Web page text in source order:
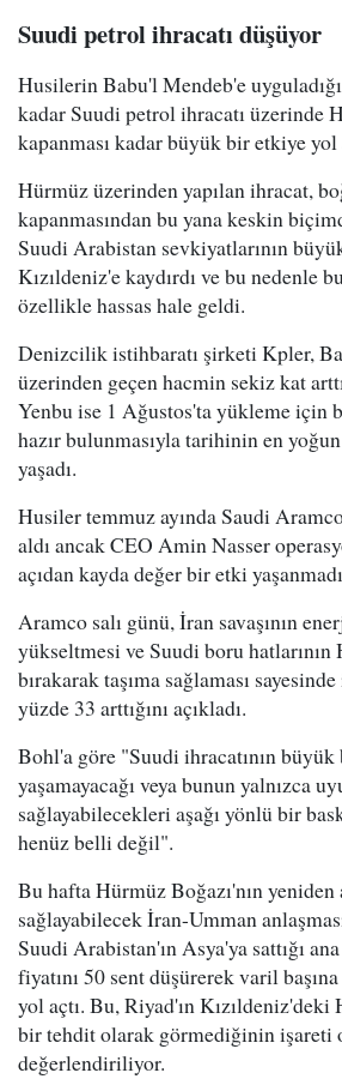
Suudi petrol ihracatı düşüyor
Husilerin Babu'l Mendeb'e
kadar Suudi petrol ihracatı üzerinde
kapanması kadar büyük bir etkiye yol
Hürmüz üzerinden yapılan ihracat,
kapanmasından bu yana keskin
Suudi Arabistan sevkiyatlarının
Kızıldeniz'e kaydırdı ve bu nedenle
özellikle hassas hale geldi.
Denizcilik istihbaratı şirketi Kpler,
üzerinden geçen hacmin sekiz kat
Yenbu ise 1 Ağustos'ta yükleme için
hazır bulunmasıyla tarihinin en
yaşadı.
Husiler temmuz ayında Saudi
aldı ancak CEO Amin Nasser
açıdan kayda değer bir etki
Aramco salı günü, İran savaşının
yükseltmesi ve Suudi boru hatlarının
bırakarak taşıma sağlaması
yüzde 33 arttığını açıkladı.
Bohl'a göre "Suudi ihracatının büyük
yaşamayacağı veya bunun yalnızca
sağlayabilecekleri aşağı yönlü bir
henüz belli değil".
Bu hafta Hürmüz Boğazı'nın yeniden
sağlayabilecek İran-Umman
Suudi Arabistan'ın Asya'ya sattığı
fiyatını 50 sent düşürerek varil
yol açtı. Bu, Riyad'ın Kızıldeniz'deki
bir tehdit olarak görmediğinin işareti
değerlendiriliyor.